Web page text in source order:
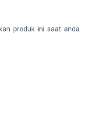
produk ini saat anda